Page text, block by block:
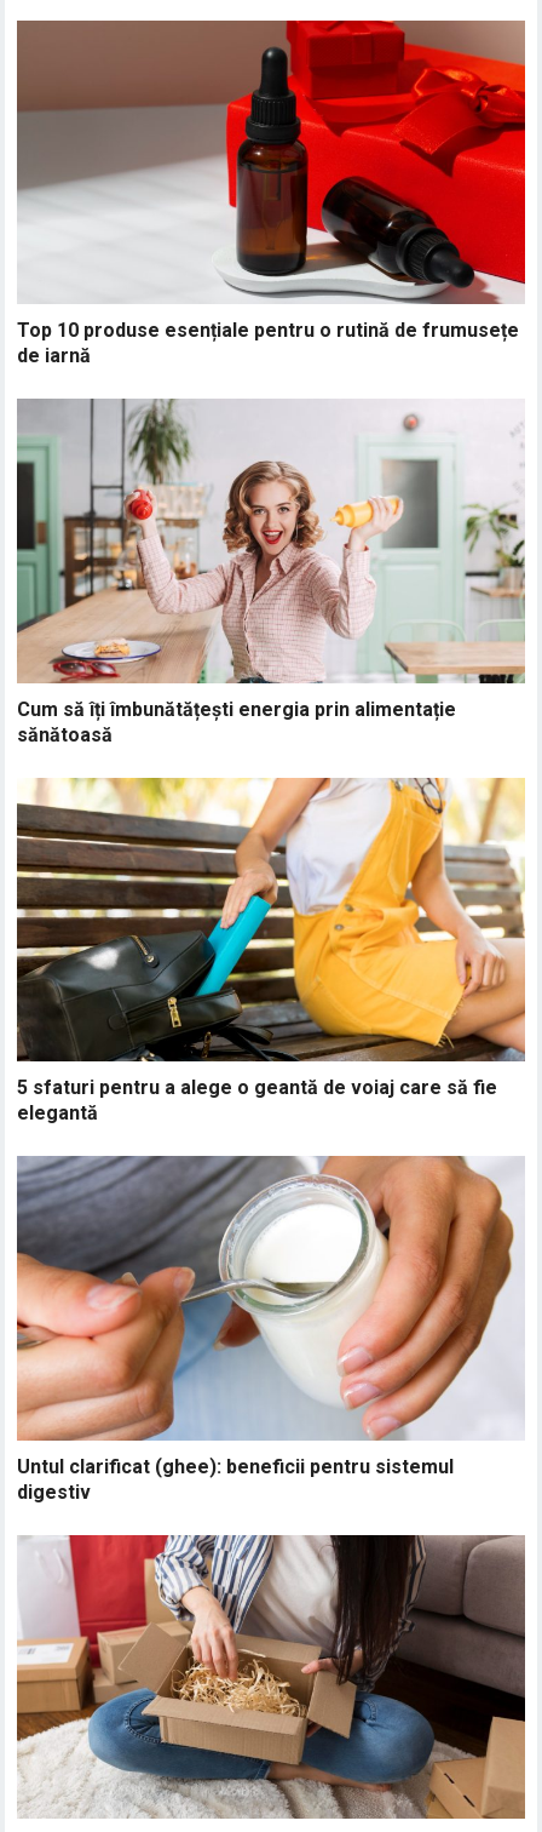
Top 10 produse esențiale pentru o rutină de frumusețe
de iarnă
Cum să îți îmbunătățești energia prin alimentație
sănătoasă
5 sfaturi pentru a alege o geantă de voiaj care să fie
elegantă
Untul clarificat (ghee): beneficii pentru sistemul
digestiv